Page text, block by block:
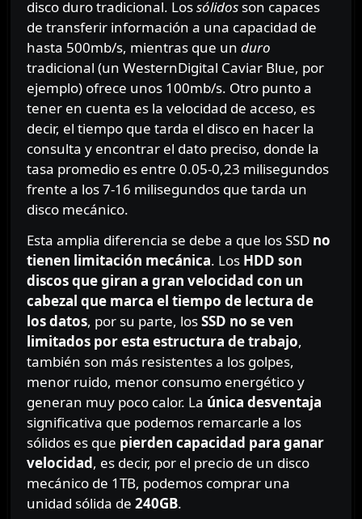
disco duro tradicional. Lossólidosson capaces
de transferir información a una capacidad de
hasta 500mb/s, mientras que un duro
tradicional (un WesternDigital Caviar Blue, por
ejemplo) ofrece unos 100mb/s. Otro punto a
tener en cuenta es la velocidad de acceso, es
decir, el tiempo que tarda el disco en hacer la
consulta y encontrar el dato preciso, donde la
tasa promedio es entre 0.05-0,23 milisegundos
frente a los 7-16 milisegundos que tarda un
disco mecánico.
Esta amplia diferencia se debe a que los SSD no
tienen limitación mecánica. Los HDD son
discos que giran a gran velocidad con un
cabezal que marca el tiempo de lectura de
los datos, por su parte, losSSD no se ven
limitados por esta estructura de trabajo,
también son más resistentes a los golpes,
menor ruido, menor consumo energético y
generan muy poco calor. La única desventaja
significativa que podemos remarcarle a los
sólidos es que pierden capacidad para ganar
velocidad, es decir, por el precio de un disco
mecánico de 1TB, podemos comprar una
unidad sólida de 240GB.